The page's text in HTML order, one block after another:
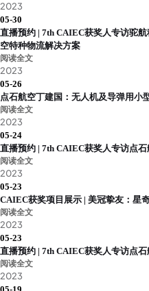
2023
05-30
直播预约 | 7th CAIEC获奖人专访驼
空特种物流解决方案
阅读全文
2023
05-26
点石航空丁建国：无人机及导弹用小
阅读全文
2023
05-24
直播预约 | 7th CAIEC获奖人专访点
阅读全文
2023
05-23
CAIEC获奖项目展示 | 美冠挚友：星
阅读全文
2023
05-23
直播预约 | 7th CAIEC获奖人专访点
阅读全文
2023